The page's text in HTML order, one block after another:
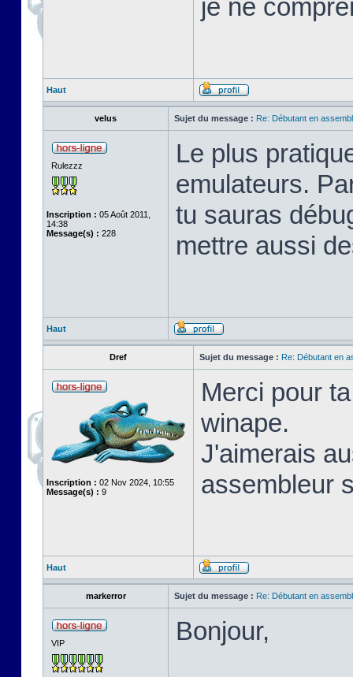
je ne
Haut
velus Sujet du message : Re: Débutant en
Rulezzz
Inscription : 05 Août 2011,
14:38
Message(s) : 228
Le plus
emulateurs.
tu sauras
mettre aussi
Haut
Dref Sujet du message : Re: Débutant en
Inscription : 02 Nov 2024, 10:55
Message(s) : 9
Merci pour
winape.
J'aimerais
assembleur
Haut
markerror Sujet du message : Re: Débutant en
VIP Bonjour,